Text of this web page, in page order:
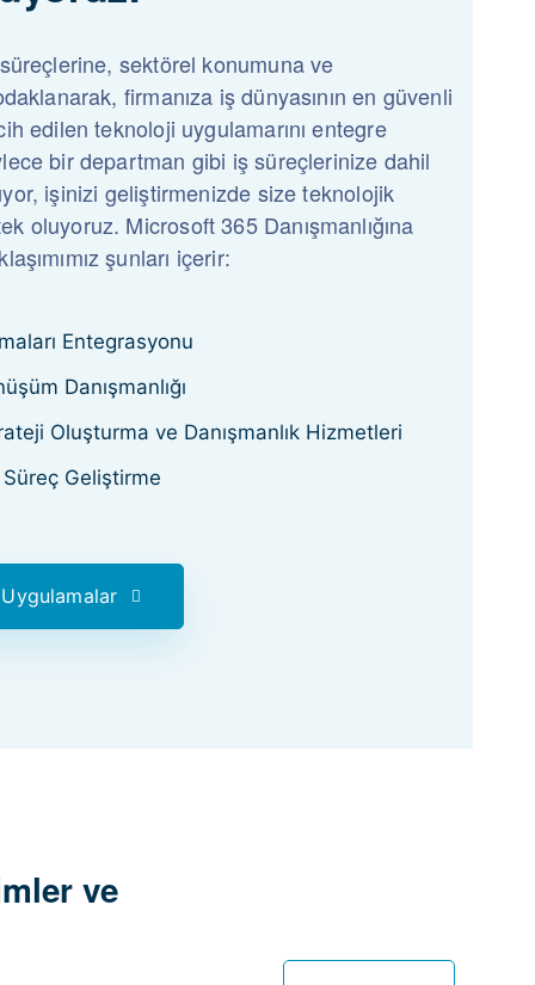
süreçlerine, sektörel konumuna ve
firmanıza iş dünyasının en güvenli
edilen teknoloji uygulamarını entegre
bir departman gibi iş süreçlerinize dahil
işinizi geliştirmenizde size teknolojik
oluyoruz. Microsoft 365 Danışmanlığına
şunları içerir:
Entegrasyonu
Danışmanlığı
Oluşturma ve Danışmanlık Hizmetleri
Geliştirme
ve